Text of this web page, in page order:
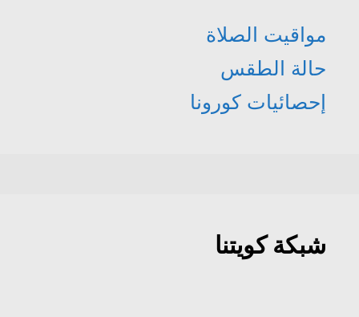
مواقيت الصلاة
حالة الطقس
إحصائيات كورونا
شبكة كويتنا